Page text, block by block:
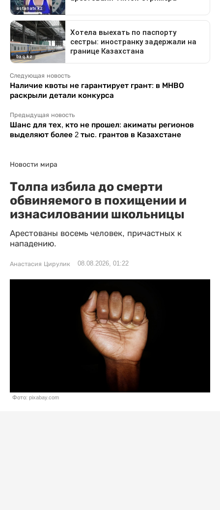
Следующая новость
Наличие квоты не гарантирует грант: в МНВО
раскрыли детали конкурса
Предыдущая новость
Шанс для тех, кто не прошел: акиматы регионов
выделяют более 2 тыс. грантов в Казахстане
Новости мира
Толпа избила до смерти
обвиняемого в похищении и
изнасиловании школьницы
Арестованы восемь человек, причастных к
нападению.
Анастасия Цирулик 08.08.2026, 01:22
Фото: pixabay.com